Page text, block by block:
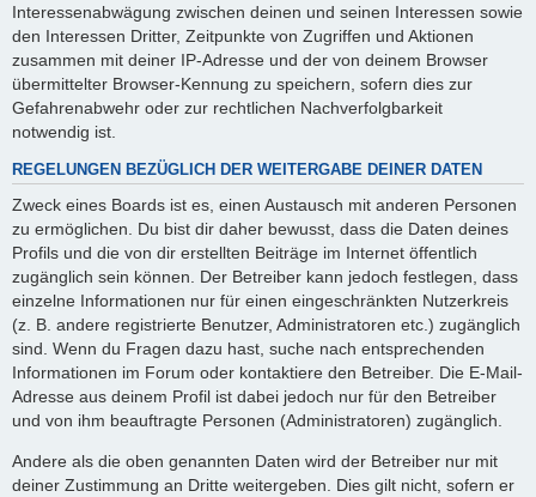
Interessenabwägung zwischen deinen und seinen Interessen sowie
den Interessen Dritter, Zeitpunkte von Zugriffen und Aktionen
zusammen mit deiner IP-Adresse und der von deinem Browser
übermittelter Browser-Kennung zu speichern, sofern dies zur
Gefahrenabwehr oder zur rechtlichen Nachverfolgbarkeit
notwendig ist.
REGELUNGEN BEZÜGLICH DER WEITERGABE DEINER DATEN
Zweck eines Boards ist es, einen Austausch mit anderen Personen
zu ermöglichen. Du bist dir daher bewusst, dass die Daten deines
Profils und die von dir erstellten Beiträge im Internet öffentlich
zugänglich sein können. Der Betreiber kann jedoch festlegen, dass
einzelne Informationen nur für einen eingeschränkten Nutzerkreis
(z. B. andere registrierte Benutzer, Administratoren etc.) zugänglich
sind. Wenn du Fragen dazu hast, suche nach entsprechenden
Informationen im Forum oder kontaktiere den Betreiber. Die E-Mail-
Adresse aus deinem Profil ist dabei jedoch nur für den Betreiber
und von ihm beauftragte Personen (Administratoren) zugänglich.
Andere als die oben genannten Daten wird der Betreiber nur mit
deiner Zustimmung an Dritte weitergeben. Dies gilt nicht, sofern er